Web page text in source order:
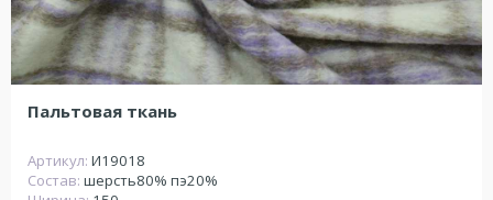
Пальтовая ткань
Артикул: И19018
Состав: шерсть80% пэ20%